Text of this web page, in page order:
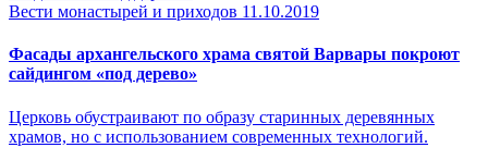
Вести монастырей и приходов 11.10.2019
Фасады архангельского храма святой Варвары покроют
сайдингом «под дерево»
Церковь обустраивают по образу старинных деревянных
храмов, но с использованием современных технологий.